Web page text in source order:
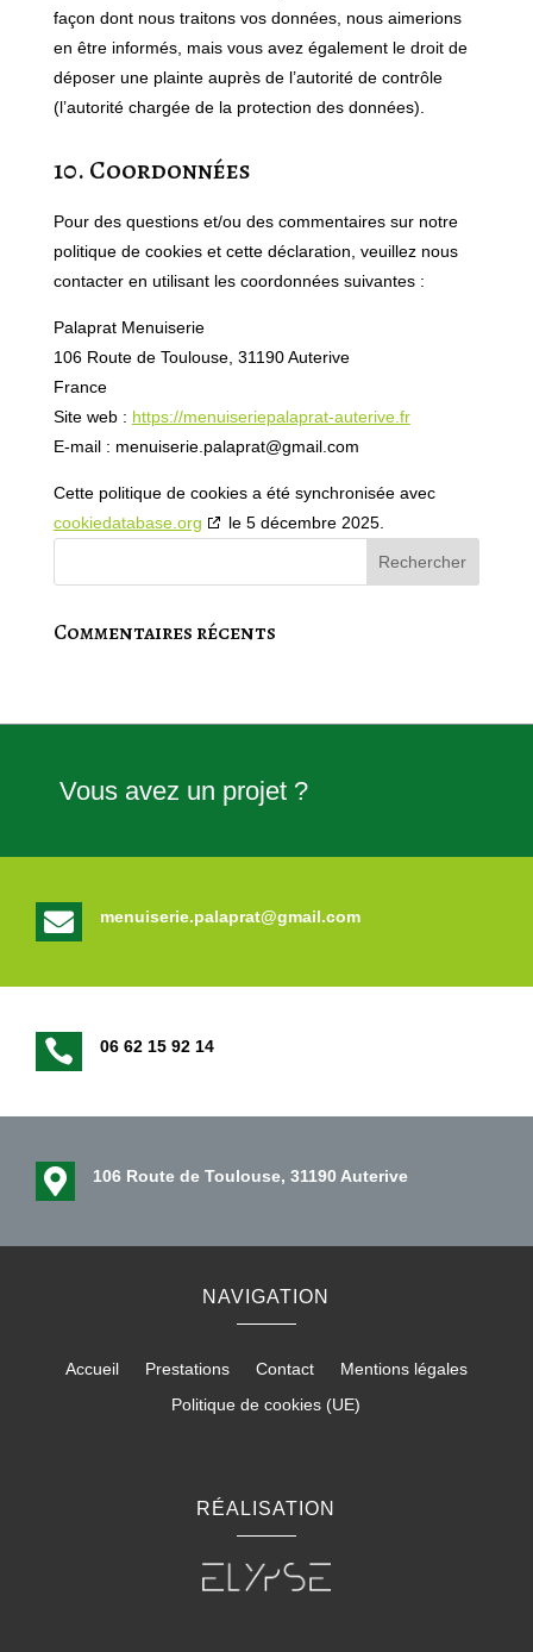
façon dont nous traitons vos données, nous aimerions
en être informés, mais vous avez également le droit de
déposer une plainte auprès de l’autorité de contrôle
(l’autorité chargée de la protection des données).
10. Coordonnées
Pour des questions et/ou des commentaires sur notre
politique de cookies et cette déclaration, veuillez nous
contacter en utilisant les coordonnées suivantes :
Palaprat Menuiserie
106 Route de Toulouse, 31190 Auterive
France
Site web : https://menuiseriepalaprat-auterive.fr
E-mail : menuiserie.palaprat@gmail.com
Cette politique de cookies a été synchronisée avec
cookiedatabase.org
le 5 décembre 2025.
Commentaires récents
Vous avez un projet ?
 menuiserie.palaprat@gmail.com
 06 62 15 92 14
 106 Route de Toulouse, 31190 Auterive
NAVIGATION
Accueil Prestations Contact
Mentions légales
Politique de cookies (UE)
RÉALISATION